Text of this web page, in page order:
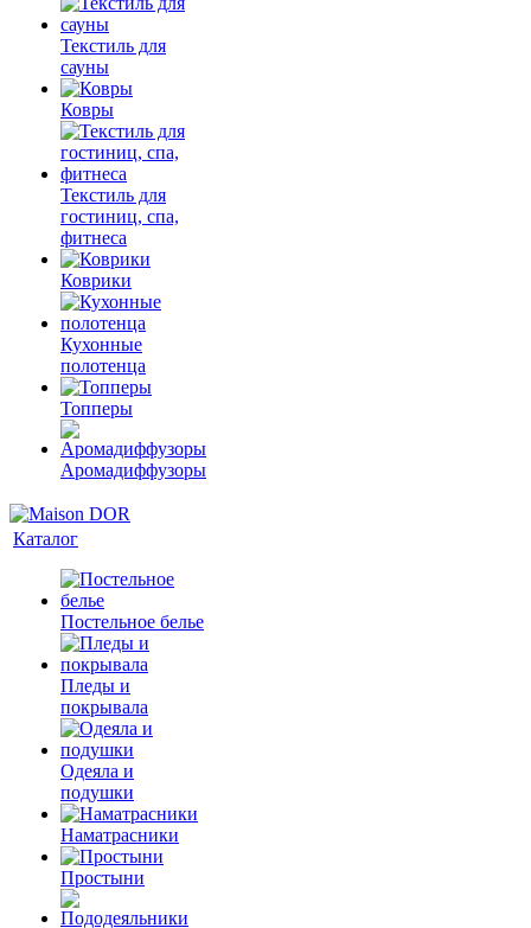
Текстиль для
сауны
Ковры
Текстиль для
гостиниц, спа,
фитнеса
Коврики
Кухонные
полотенца
Топперы
Аромадиффузоры
Каталог
Постельное белье
Пледы и
покрывала
Одеяла и
подушки
Наматрасники
Простыни